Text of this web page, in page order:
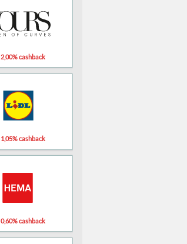
2,00% cashback
1,05% cashback
0,60% cashback